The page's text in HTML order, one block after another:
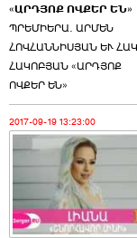
«ԱՐԴՅՈՔ ՈՎՔԵՐ ԵՆ»
ՊՐԵՄԻԵՐԱ. ԱՐՄԵՆ
ՀՈՎՀԱՆՆԻՍՅԱՆ ԵՒ
ՀԱԿՈԲՅԱՆ «ԱՐԴՅՈՔ
ՈՎՔԵՐ ԵՆ»
2017-09-19 13:23:00